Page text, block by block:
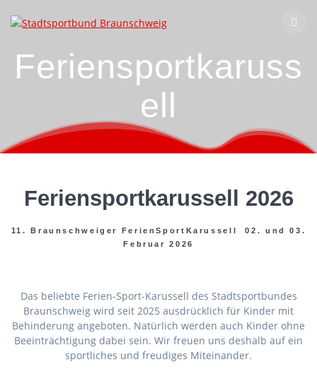
Inhalt
Feriensportkaruss
ell
Feriensportkarussell 2026
11. Braunschweiger FerienSportKarussell 02. und 03.
Februar 2026
Das beliebte Ferien-Sport-Karussell des Stadtsportbundes
Braunschweig wird seit 2025 ausdrücklich für Kinder mit
Behinderung angeboten. Natürlich werden auch Kinder ohne
Beeinträchtigung dabei sein. Wir freuen uns deshalb auf ein
sportliches und freudiges Miteinander.